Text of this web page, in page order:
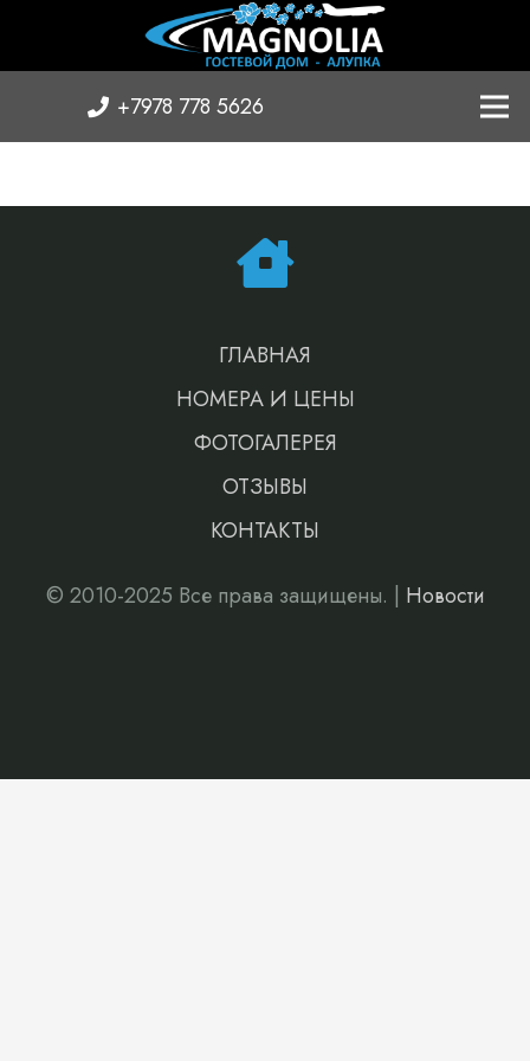
+7978 778 5626
ГЛАВНАЯ
НОМЕРА И ЦЕНЫ
ФОТОГАЛЕРЕЯ
ОТЗЫВЫ
КОНТАКТЫ
© 2010-2025 Все права защищены. | Новости